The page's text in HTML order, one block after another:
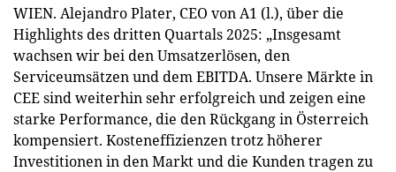
WIEN. Alejandro Plater, CEO von A1 (l.), über die
Highlights des dritten Quartals 2025: „Insgesamt
wachsen wir bei den Umsatzerlösen, den
Serviceumsätzen und dem EBITDA. Unsere Märkte in
CEE sind weiterhin sehr erfolgreich und zeigen eine
starke Performance, die den Rückgang in Österreich
kompensiert. Kosteneffizienzen trotz höherer
Investitionen in den Markt und die Kunden tragen zu